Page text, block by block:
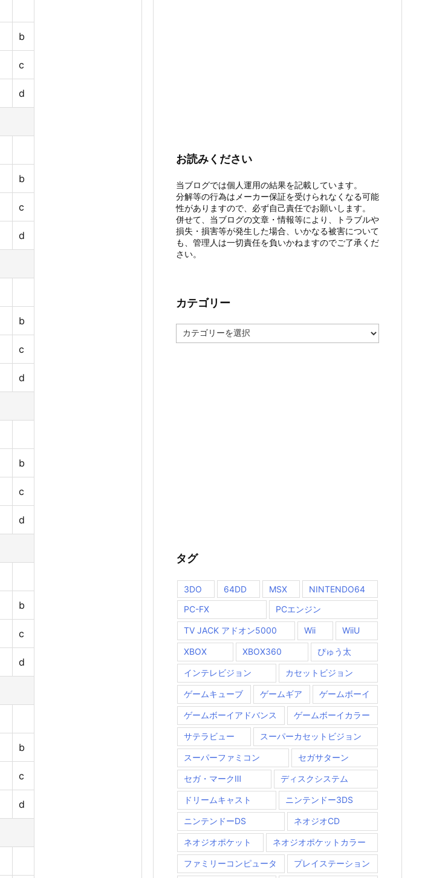
b
c
d
b
c
d
b
c
d
b
c
d
b
c
d
b
c
d
お読みください
当ブログでは個人運用の結果を記載しています。
分解等の行為はメーカー保証を受けられなくなる可能
性がありますので、必ず自己責任でお願いします。
併せて、当ブログの文章・情報等により、トラブルや
損失・損害等が発生した場合、いかなる被害について
も、管理人は一切責任を負いかねますのでご了承くだ
さい。
カテゴリー
テ
タグ
3DO 64DD MSX
NINTENDO64
PC-FX
PCエンジン
TV JACK アドオン5000 Wii WiiU
XBOX XBOX360 ぴゅう太
インテレビジョン カセットビジョン
ゲームキューブ ゲームギア ゲームボーイ
ゲームボーイアドバンス ゲームボーイカラー
サテラビュー スーパーカセットビジョン
スーパーファミコン セガサターン
セガ・マークⅢ ディスクシステム
ドリームキャスト ニンテンドー3DS
ニンテンドーDS ネオジオCD
ネオジオポケット ネオジオポケットカラー
ファミリーコンピュータ プレイステーション